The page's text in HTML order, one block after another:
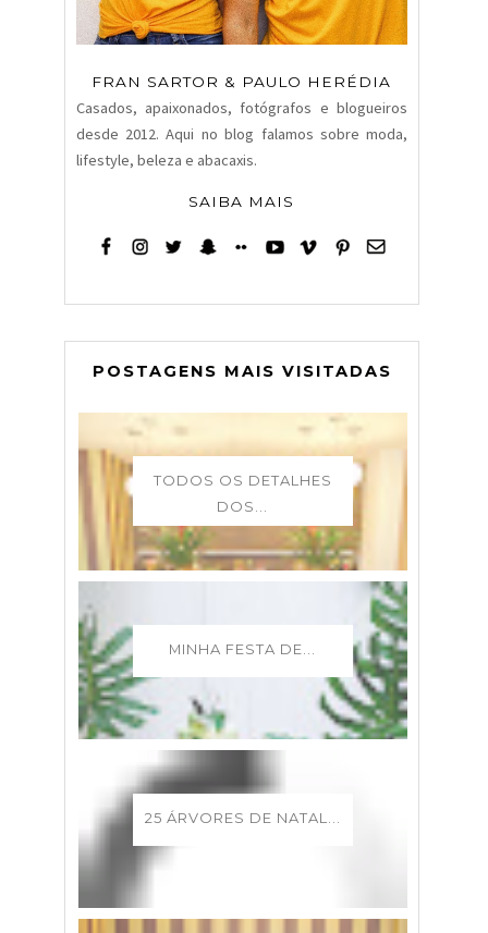
FRAN SARTOR & PAULO HERÉDIA
Casados, apaixonados, fotógrafos e blogueiros
desde 2012. Aqui no blog falamos sobre moda,
lifestyle, beleza e abacaxis.
SAIBA MAIS
POSTAGENS MAIS VISITADAS
TODOS OS DETALHES
DOS...
MINHA FESTA DE...
25 ÁRVORES DE NATAL...